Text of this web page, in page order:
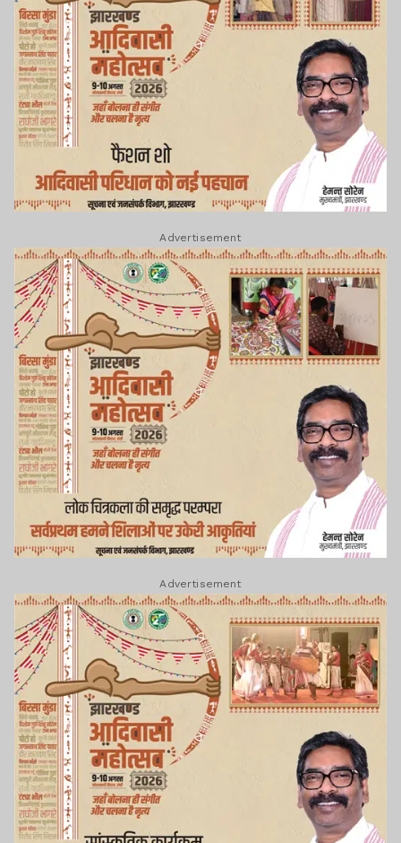
Advertisement
Advertisement